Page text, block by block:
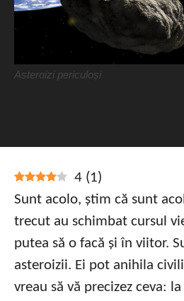
Asteroizi periculoși
4 (1)
Sunt acolo, știm că sunt
trecut au schimbat cursul
putea să o facă și în viitor.
asteroizii. Ei pot anihila
vreau să vă precizez ceva: